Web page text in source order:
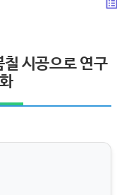
시공으로 연구